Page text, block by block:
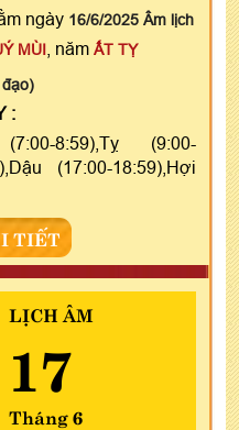
ngày 16/6/2025 Âm lịch
MÙI , năm ẤT TỴ
:
8:59),Tỵ (9:00-
(17:00-18:59),Hợi
TIẾT
LỊCH ÂM
17
Tháng 6